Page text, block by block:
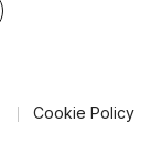
Cookie Policy